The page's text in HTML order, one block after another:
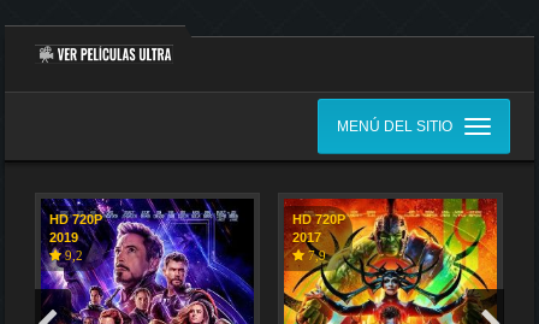
MENÚ DEL SITIO
HD 720P
2019
9,2
HD 720P
2017
7,9